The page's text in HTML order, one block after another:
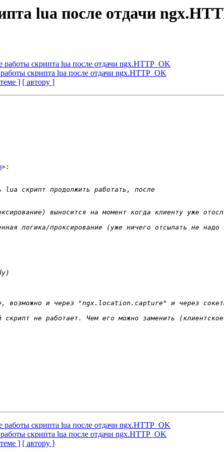
lua после отдачи
скрипта lua после отдачи ngx.HTTP_OK
скрипта lua после отдачи ngx.HTTP_OK
] [ автору ]
>:
скрипта lua после отдачи ngx.HTTP_OK
скрипта lua после отдачи ngx.HTTP_OK
] [ автору ]